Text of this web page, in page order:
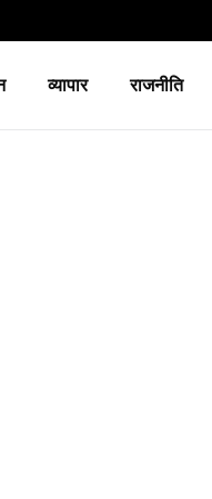
व्यापार राजनीति